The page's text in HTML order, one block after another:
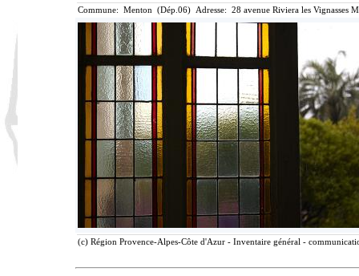
Commune: Menton (Dép.06) Adresse: 28 avenue Riviera les Vignasses
(c) Région Provence-Alpes-Côte d'Azur - Inventaire général -